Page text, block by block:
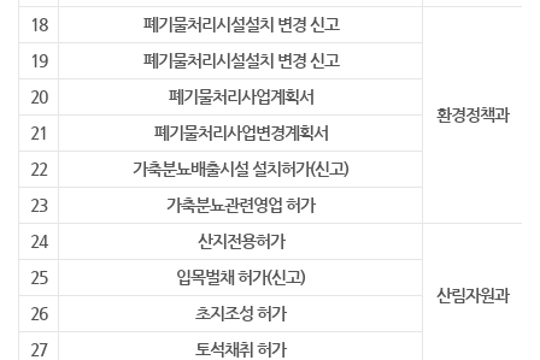
18
폐기물처리시설설치 변경 신고
환경정책과
19
폐기물처리시설설치 변경 신고
20
폐기물처리사업계획서
21
폐기물처리사업변경계획서
22
가축분뇨배출시설 설치허가(신고)
23
가축분뇨관련영업 허가
24
산지전용허가
산림자원과
25
입목벌채 허가(신고)
26
초지조성 허가
27
토석채취 허가